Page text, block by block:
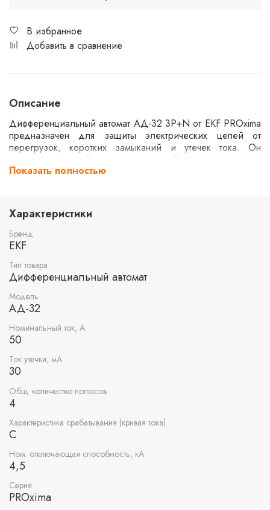
В избранное
Добавить в сравнение
Описание
Дифференциальный автомат АД-32 3P+N от EKF PROxima
предназначен для защиты электрических цепей от
перегрузок, коротких замыканий и утечек тока. Он
оснащен функцией дифференциальной защиты с порогом
срабатывания 30 мА и рассчитан на номинальный ток 50
бытовых, так и для промышленных применений.
Показать полностью
Характеристики
Бренд
EKF
Тип товара
Дифференциальный автомат
Модель
АД-32
Номинальный ток, А
50
Ток утечки, мА
30
Общ. количество полюсов
4
Характеристика срабатывания (кривая тока)
C
Ном. отключающая способность, кА
4,5
Серия
PROxima